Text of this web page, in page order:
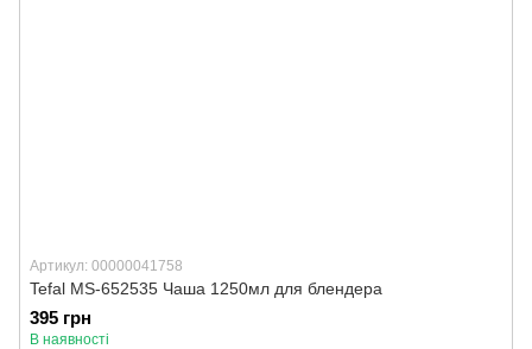
Артикул: 00000041758
Tefal MS-652535 Чаша 1250мл для блендера
395 грн
В наявності